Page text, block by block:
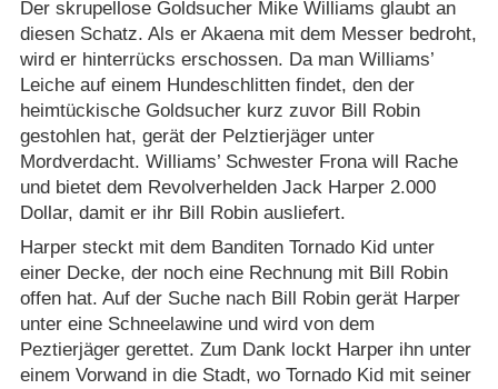
Der skrupellose Goldsucher Mike Williams glaubt an
diesen Schatz. Als er Akaena mit dem Messer bedroht,
wird er hinterrücks erschossen. Da man Williams’
Leiche auf einem Hundeschlitten findet, den der
heimtückische Goldsucher kurz zuvor Bill Robin
gestohlen hat, gerät der Pelztierjäger unter
Mordverdacht. Williams’ Schwester Frona will Rache
und bietet dem Revolverhelden Jack Harper 2.000
Dollar, damit er ihr Bill Robin ausliefert.
Harper steckt mit dem Banditen Tornado Kid unter
einer Decke, der noch eine Rechnung mit Bill Robin
offen hat. Auf der Suche nach Bill Robin gerät Harper
unter eine Schneelawine und wird von dem
Peztierjäger gerettet. Zum Dank lockt Harper ihn unter
einem Vorwand in die Stadt, wo Tornado Kid mit seiner